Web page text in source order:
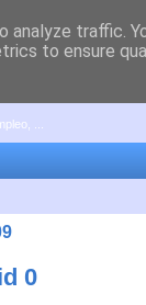
...
0
traffic.
to ensure